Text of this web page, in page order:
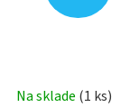
Na sklade (1 ks)